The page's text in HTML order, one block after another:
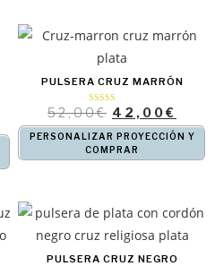
PULSERA CRUZ MARRÓN
Valorado con
5.00
de 5
52,00€ 42,00€
PERSONALIZAR PROYECCIÓN Y
COMPRAR
PULSERA CRUZ NEGRO